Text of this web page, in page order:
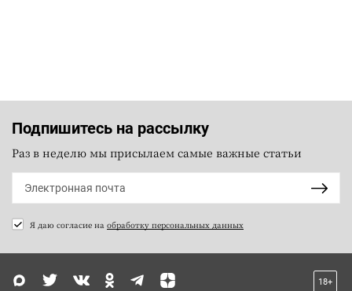
Подпишитесь на рассылку
Раз в неделю мы присылаем самые важные статьи
Я даю согласие на обработку персональных данных
18+